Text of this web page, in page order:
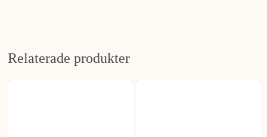
Relaterade produkter